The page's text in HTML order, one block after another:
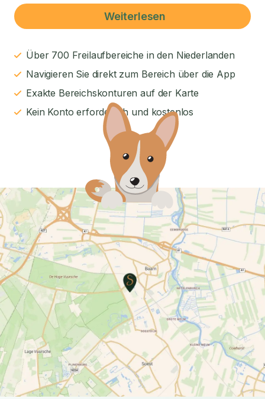
Weiterlesen
Über 700 Freilaufbereiche in den Niederlanden
Navigieren Sie direkt zum Bereich über die App
Exakte Bereichskonturen auf der Karte
Kein Konto erforderlich und kostenlos